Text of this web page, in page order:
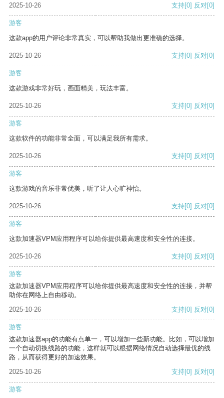
2025-10-26 支持[0] 反对[0]
游客
这款app的用户评论非常真实，可以帮助我做出更准确的选择。
2025-10-26 支持[0] 反对[0]
游客
这款游戏非常好玩，画面精美，玩法丰富。
2025-10-26 支持[0] 反对[0]
游客
这款软件的功能非常全面，可以满足我所有需求。
2025-10-26 支持[0] 反对[0]
游客
这款游戏的音乐非常优美，听了让人心旷神怡。
2025-10-26 支持[0] 反对[0]
游客
这款加速器VPM应用程序可以给你提供最高速度和安全性的连接。
2025-10-26 支持[0] 反对[0]
游客
这款加速器VPM应用程序可以给你提供最高速度和安全性的连接，并帮
助你在网络上自由移动。
2025-10-26
支持[0] 反对[0]
游客
这款加速器app的功能有点单一，可以增加一些新功能。比如，可以增加
一个自动切换线路的功能，这样就可以根据网络情况自动选择最优的线
路，从而获得更好的加速效果。
2025-10-26
支持[0] 反对[0]
游客